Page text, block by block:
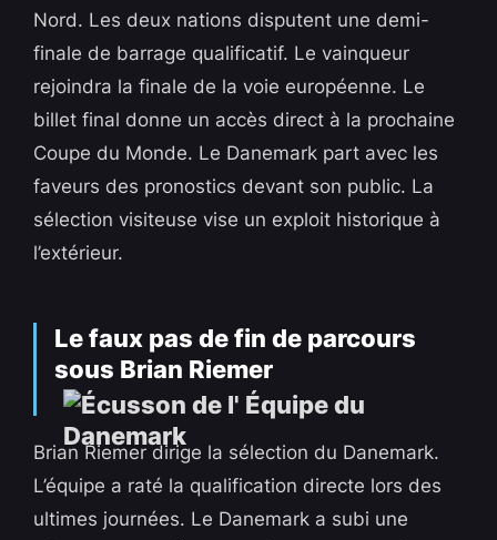
Nord. Les deux nations disputent une demi-
finale de barrage qualificatif. Le vainqueur
rejoindra la finale de la voie européenne. Le
billet final donne un accès direct à la prochaine
Coupe du Monde. Le Danemark part avec les
faveurs des pronostics devant son public. La
sélection visiteuse vise un exploit historique à
l’extérieur.
Le faux pas de fin de parcours
sous Brian Riemer
Brian Riemer dirige la sélection du Danemark.
L’équipe a raté la qualification directe lors des
ultimes journées. Le Danemark a subi une